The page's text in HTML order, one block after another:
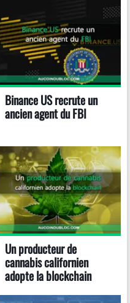
Binance US recrute un
ancien agent du FBI
Un producteur de
cannabis californien
adopte la blockchain